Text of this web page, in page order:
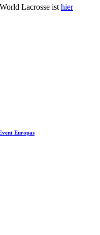
Lacrosse ist hier
Europas